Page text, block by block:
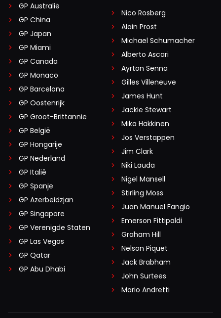
GP Australië
GP China
GP Japan
GP Miami
GP Canada
GP Monaco
GP Barcelona
GP Oostenrijk
GP Groot-Brittannië
GP België
GP Hongarije
GP Nederland
GP Italië
GP Spanje
GP Azerbeidzjan
GP Singapore
GP Verenigde Staten
GP Las Vegas
GP Qatar
GP Abu Dhabi
Nico Rosberg
Alain Prost
Michael Schumacher
Alberto Ascari
Ayrton Senna
Gilles Villeneuve
James Hunt
Jackie Stewart
Mika Häkkinen
Jos Verstappen
Jim Clark
Niki Lauda
Nigel Mansell
Stirling Moss
Juan Manuel Fangio
Emerson Fittipaldi
Graham Hill
Nelson Piquet
Jack Brabham
John Surtees
Mario Andretti